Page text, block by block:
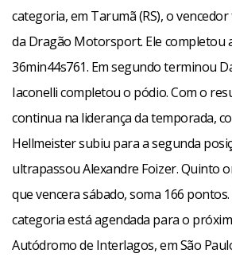
categoria, em Tarumã (RS), o
da Dragão Motorsport. Ele completou
36min44s761. Em segundo terminou
Iaconelli completou o pódio. Com o
continua na liderança da temporada,
Hellmeister subiu para a segunda
ultrapassou Alexandre Foizer. Quinto
que vencera sábado, soma 166
categoria está agendada para o
Autódromo de Interlagos, em São